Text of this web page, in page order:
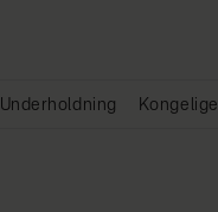
Underholdning Kongelige